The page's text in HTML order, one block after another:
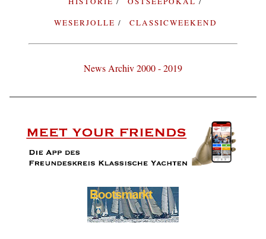
WESERJOLLE
CLASSICWEEKEND
News Archiv 2000 - 2019